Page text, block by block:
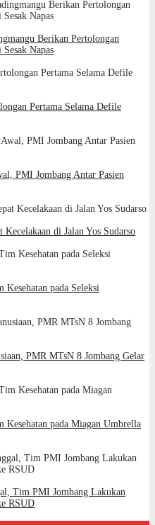
Berikan Pertolongan
Napas
Pertama Selama Defile
PMI Jombang Antar Pasien
di Jalan Yos Sudarso
Kesehatan pada Seleksi
PMR MTsN 8 Jombang Gelar
Kesehatan pada Miagan Umbrella
Tim PMI Jombang Lakukan
RSUD